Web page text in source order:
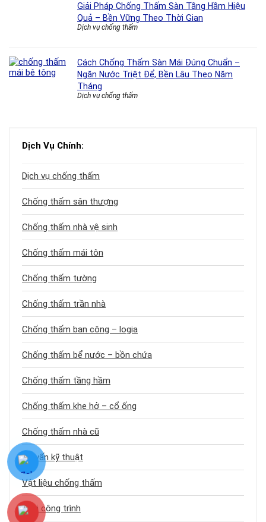
Giải Pháp Chống Thấm Sàn Tầng Hầm Hiệu
Quả – Bền Vững Theo Thời Gian
Dịch vụ chống thấm
Cách Chống Thấm Sàn Mái Đúng Chuẩn –
Ngăn Nước Triệt Để, Bền Lâu Theo Năm
Tháng
Dịch vụ chống thấm
Dịch Vụ Chính:
Dịch vụ chống thấm
Chống thấm sân thượng
Chống thấm nhà vệ sinh
Chống thấm mái tôn
Chống thấm tường
Chống thấm trần nhà
Chống thấm ban công – logia
Chống thấm bể nước – bồn chứa
Chống thấm tầng hầm
Chống thấm khe hở – cổ ống
Chống thấm nhà cũ
Tư vấn kỹ thuật
Vật liệu chống thấm
Loại công trình